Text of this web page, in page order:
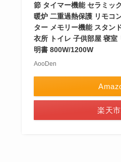
節 タイマー機能 セラミッ
暖炉 二重過熱保護 リモコ
ター メモリー機能 スタン
衣所 トイレ 子供部屋 寝室
明書 800W/1200W
AooDen
楽天